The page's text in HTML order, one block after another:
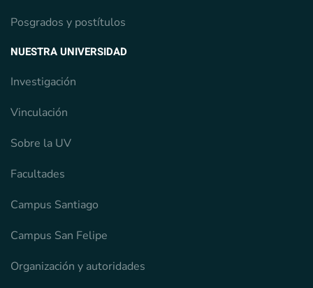
Posgrados y postítulos
NUESTRA UNIVERSIDAD
Investigación
Vinculación
Sobre la UV
Facultades
Campus Santiago
Campus San Felipe
Organización y autoridades